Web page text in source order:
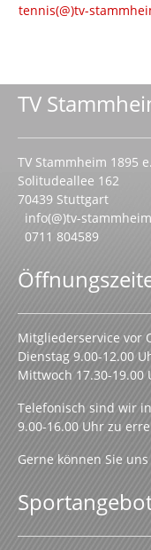
tennis(@)tv-
TV
TV Stammheim 1895
Solitudeallee 162
70439 Stuttgart
info(@)tv-
0711 804589
Mitgliederservice vor
Dienstag 9.00-12.00
Mittwoch 17.30-19.00
Telefonisch sind wir
9.00-16.00 Uhr zu
Gerne können Sie